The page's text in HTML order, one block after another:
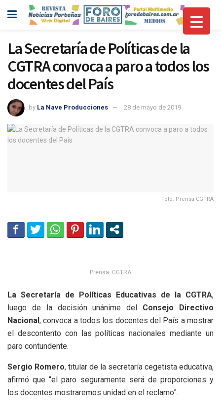
La Secretaría de Políticas de la
CGTRA convoca a paro a todos los
docentes del País
by La Nave Producciones 28 de mayo de 2019
Foto: Prensa CGTRA
Prensa: CGTRA
La Secretaría de Políticas Educativas de la CGTRA,
luego de la decisión unánime del Consejo Directivo
Nacional, convoca a todos los docentes del País a mostrar
el descontento con las políticas nacionales mediante un
paro contundente.
Sergio Romero, titular de la secretaría cegetista educativa,
afirmó que “el paro seguramente será de proporciones y
los docentes mostraremos unidad en el reclamo”.